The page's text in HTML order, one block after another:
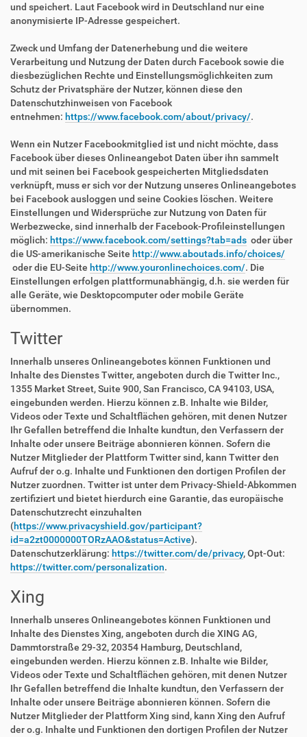
und speichert. Laut Facebook wird in Deutschland nur eine
anonymisierte IP-Adresse gespeichert.
Zweck und Umfang der Datenerhebung und die weitere
Verarbeitung und Nutzung der Daten durch Facebook sowie die
diesbezüglichen Rechte und Einstellungsmöglichkeiten zum
Schutz der Privatsphäre der Nutzer, können diese den
Datenschutzhinweisen von Facebook
entnehmen: https://www.facebook.com/about/privacy/.
Wenn ein Nutzer Facebookmitglied ist und nicht möchte, dass
Facebook über dieses Onlineangebot Daten über ihn sammelt
und mit seinen bei Facebook gespeicherten Mitgliedsdaten
verknüpft, muss er sich vor der Nutzung unseres Onlineangebotes
bei Facebook ausloggen und seine Cookies löschen. Weitere
Einstellungen und Widersprüche zur Nutzung von Daten für
Werbezwecke, sind innerhalb der Facebook-Profileinstellungen
möglich: https://www.facebook.com/settings?tab=ads oder über
die US-amerikanische Seite http://www.aboutads.info/choices/
oder die EU-Seite http://www.youronlinechoices.com/. Die
Einstellungen erfolgen plattformunabhängig, d.h. sie werden für
alle Geräte, wie Desktopcomputer oder mobile Geräte
übernommen.
Twitter
Innerhalb unseres Onlineangebotes können Funktionen und
Inhalte des Dienstes Twitter, angeboten durch die Twitter Inc.,
1355 Market Street, Suite 900, San Francisco, CA 94103, USA,
eingebunden werden. Hierzu können z.B. Inhalte wie Bilder,
Videos oder Texte und Schaltflächen gehören, mit denen Nutzer
Ihr Gefallen betreffend die Inhalte kundtun, den Verfassern der
Inhalte oder unsere Beiträge abonnieren können. Sofern die
Nutzer Mitglieder der Plattform Twitter sind, kann Twitter den
Aufruf der o.g. Inhalte und Funktionen den dortigen Profilen der
Nutzer zuordnen. Twitter ist unter dem Privacy-Shield-Abkommen
zertifiziert und bietet hierdurch eine Garantie, das europäische
Datenschutzrecht einzuhalten
(https://www.privacyshield.gov/participant?
id=a2zt0000000TORzAAO&status=Active).
Datenschutzerklärung: https://twitter.com/de/privacy, Opt-Out:
https://twitter.com/personalization.
Xing
Innerhalb unseres Onlineangebotes können Funktionen und
Inhalte des Dienstes Xing, angeboten durch die XING AG,
Dammtorstraße 29-32, 20354 Hamburg, Deutschland,
eingebunden werden. Hierzu können z.B. Inhalte wie Bilder,
Videos oder Texte und Schaltflächen gehören, mit denen Nutzer
Ihr Gefallen betreffend die Inhalte kundtun, den Verfassern der
Inhalte oder unsere Beiträge abonnieren können. Sofern die
Nutzer Mitglieder der Plattform Xing sind, kann Xing den Aufruf
der o.g. Inhalte und Funktionen den dortigen Profilen der Nutzer